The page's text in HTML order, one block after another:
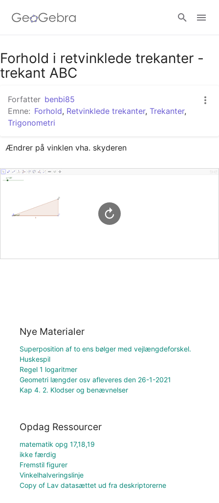
Google Classroom
Forhold i retvinklede trekanter -
trekant ABC
Forfatter benbi85
Emne: Forhold, Retvinklede trekanter, Trekanter,
Trigonometri
Ændrer på vinklen vha. skyderen
Nye Materialer
Superposition af to ens bølger med vejlængdeforskel.
Huskespil
Regel 1 logaritmer
Geometri længder osv afleveres den 26-1-2021
Kap 4. 2. Klodser og benævnelser
Opdag Ressourcer
matematik opg 17,18,19
ikke færdig
Fremstil figurer
Vinkelhalveringslinje
Copy of Lav datasættet ud fra deskriptorerne